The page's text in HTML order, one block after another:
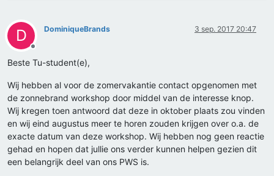
D
Offline
DominiqueBrands 3 sep. 2017 20:47
Beste Tu-student(e),
Wij hebben al voor de zomervakantie contact opgenomen met
de zonnebrand workshop door middel van de interesse knop.
Wij kregen toen antwoord dat deze in oktober plaats zou vinden
en wij eind augustus meer te horen zouden krijgen over o.a. de
exacte datum van deze workshop. Wij hebben nog geen reactie
gehad en hopen dat jullie ons verder kunnen helpen gezien dit
een belangrijk deel van ons PWS is.